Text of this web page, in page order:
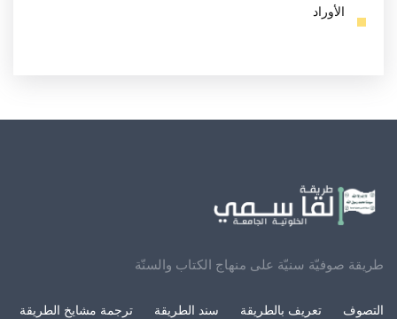
الأوراد
طريقة صوفيّة سنيّة على منهاج الكتاب والسنّة
التصوف تعريف بالطريقة سند الطريقة ترجمة مشايخ الطريقة